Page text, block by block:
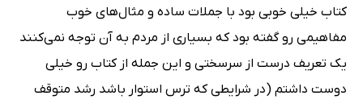
کتاب خیلی خوبی بود با جملات ساده و مثال‌های خوب
مفاهیمی رو گفته بود که بسیاری از مردم به آن توجه نمی‌کنند
یک تعریف درست از سرسختی و این جمله از کتاب رو خیلی
دوست داشتم (در شرایطی که ترس استوار باشد رشد متوقف